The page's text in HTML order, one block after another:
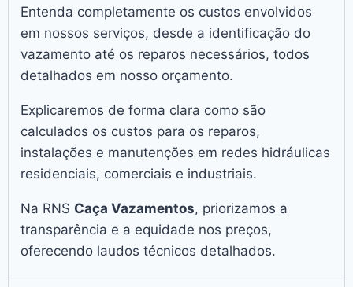
Entenda completamente os custos envolvidos
em nossos serviços, desde a identificação do
vazamento até os reparos necessários, todos
detalhados em nosso orçamento.
Explicaremos de forma clara como são
calculados os custos para os reparos,
instalações e manutenções em redes hidráulicas
residenciais, comerciais e industriais.
Na RNS Caça Vazamentos, priorizamos a
transparência e a equidade nos preços,
oferecendo laudos técnicos detalhados.